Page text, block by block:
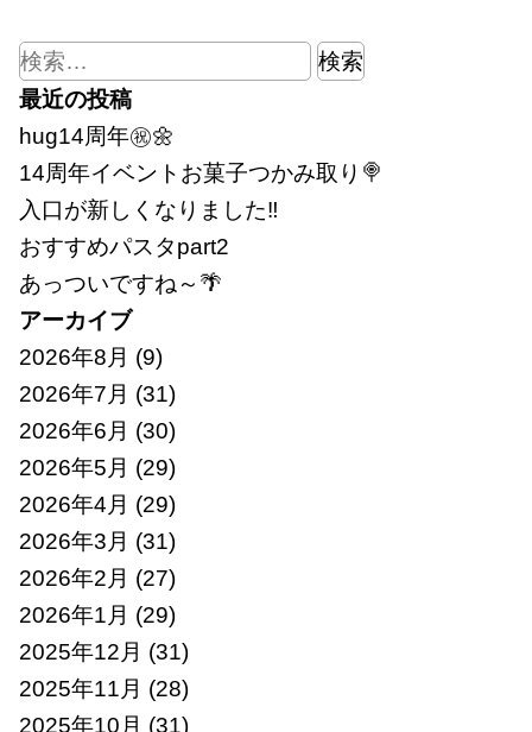
検
索:
最近の投稿
hug14周年㊗🌼
14周年イベントお菓子つかみ取り🍭
入口が新しくなりました‼
おすすめパスタpart2
あっついですね～🌴
アーカイブ
2026年8月 (9)
2026年7月 (31)
2026年6月 (30)
2026年5月 (29)
2026年4月 (29)
2026年3月 (31)
2026年2月 (27)
2026年1月 (29)
2025年12月 (31)
2025年11月 (28)
2025年10月 (31)